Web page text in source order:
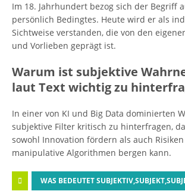
Im 18. Jahrhundert bezog sich der Begriff
persönlich Bedingtes. Heute wird er als
Sichtweise verstanden, die von den
und Vorlieben geprägt ist.
Warum ist subjektive
laut Text wichtig zu
In einer von KI und Big Data dominierten
subjektive Filter kritisch zu hinterfragen,
sowohl Innovation fördern als auch
manipulative Algorithmen bergen kann.
WAS BEDEUTET